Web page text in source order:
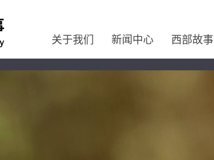
关于我们 新闻中心 西部故事